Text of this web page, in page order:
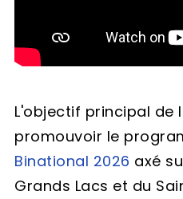
L'objectif principal de
promouvoir le
Binational 2026 axé
Grands Lacs et du